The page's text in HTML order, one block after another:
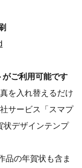
ご利用可能です
を入れ替えるだけ
サービス「スマプ
状デザインテンプ
品の年賀状も含ま